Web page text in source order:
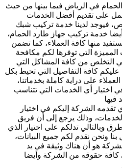
في الرياض فيما بينها من حيث
نعمل على تقديم أفضل الخدمات
فيوجد لدينا خدمة تركيب شبك
خدمة تركيب جهاز طارد الحمام،
منها كافة العملاء، كما تضمن
التي توفرها لكم مكافحة
التخلص من كافة المشاكل التي
كافة التفاصيل التي تحيط بكل
على دراية كاملة بخدماتنا،
اختيار أي الخدمات التي تتناسب
فيها
الشركة إليكم في اختيار
وذلك يرجع إلى أن فريق
وبالتالي تدلكم على اختيار الذي
ونحن نقدم لكم جميع البيانات،
هو أن هناك وثيقة في يد
حقوقه من الشركة وأيضا